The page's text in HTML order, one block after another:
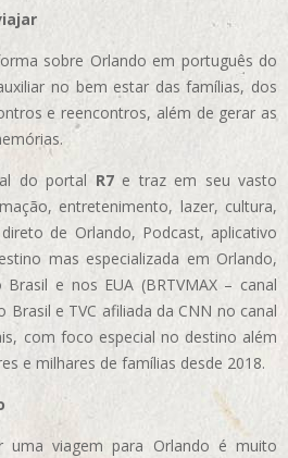
sobre Orlando em português do
no bem estar das famílias, dos
e reencontros, além de gerar as
do portal R7e traz em seu vasto
entretenimento, lazer, cultura,
de Orlando, Podcast, aplicativo
mas especializada em Orlando,
e nos EUA (BRTVMAX – canal
Brasil e TVC afiliada da CNN no canal
com foco especial no destino além
e milhares de famílias desde 2018.
uma viagem para Orlando é muito